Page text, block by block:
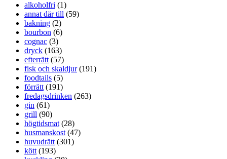
alkoholfri (1)
annat där till (59)
bakning (2)
bourbon (6)
cognac (3)
dryck (163)
efterrätt(57)
fisk och skaldjur(191)
foodtails (5)
förrätt(191)
fredagsdrinken (263)
gin (61)
grill (90)
högtidsmat(28)
husmanskost(47)
huvudrätt(301)
kött(193)